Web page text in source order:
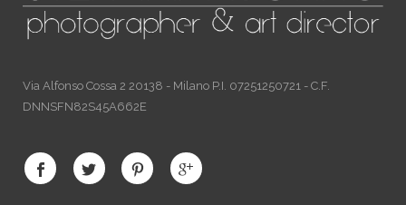
Via Alfonso Cossa 2 20138 - Milano P.I. 07251250721 - C.F.
DNNSFN82S45A662E